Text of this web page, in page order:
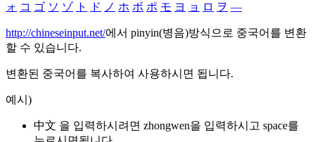
ォ コ ゴ ソ ゾ ト ド ノ ホ ボ ポ モ ヨ ョ ロ ヲ ―
http://chineseinput.net/에서 pinyin(병음)방식으로 중국어를 변환
할 수 있습니다.
변환된 중국어를 복사하여 사용하시면 됩니다.
예시)
中文 을 입력하시려면 zhongwen을 입력하시고 space를